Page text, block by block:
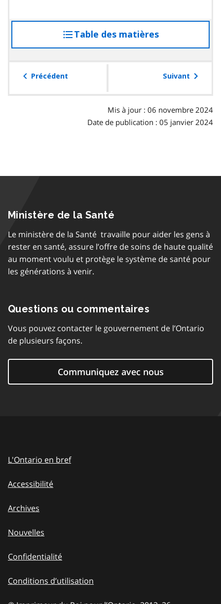
Table des matières
à
table
Précédent Suivant
Mis à jour : 06 novembre 2024
Date de publication : 05 janvier 2024
Ministère de la Santé
Le ministère de la Santé travaille pour aider les gens à
rester en santé, assure l’offre de soins de haute qualité
au moment voulu et protège le système de santé pour
les générations à venir.
Questions ou commentaires
Vous pouvez contacter le gouvernement de l’Ontario
de plusieurs façons.
Communiquez avec nous
L'Ontario en bref
Accessibilité
Archives
Nouvelles
Confidentialité
Conditions d’utilisation